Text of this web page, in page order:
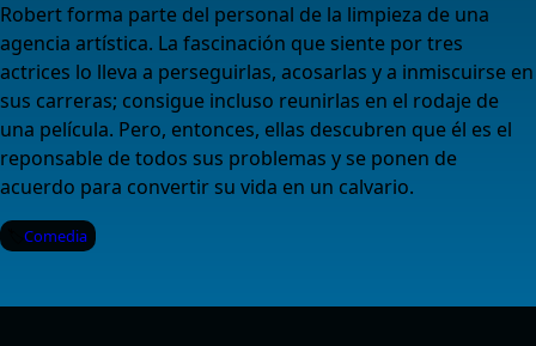
Robert forma parte del personal de la limpieza de una
agencia artística. La fascinación que siente por tres
actrices lo lleva a perseguirlas, acosarlas y a inmiscuirse en
sus carreras; consigue incluso reunirlas en el rodaje de
una película. Pero, entonces, ellas descubren que él es el
reponsable de todos sus problemas y se ponen de
acuerdo para convertir su vida en un calvario.
Comedia